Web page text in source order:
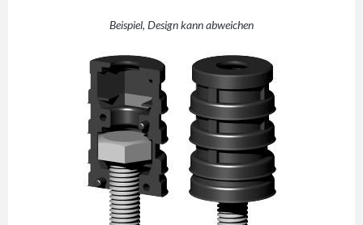
Beispiel, Design kann abweichen